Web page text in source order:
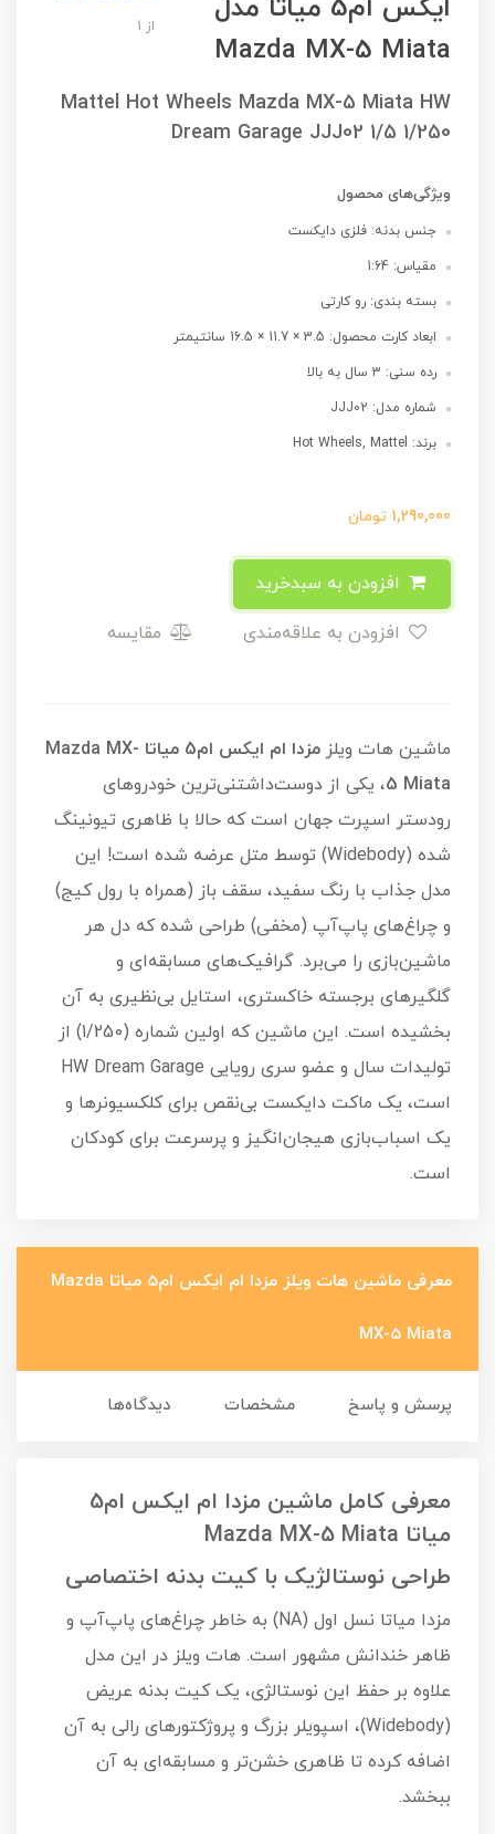
ایکس ام5 میاتا مدل
Mazda MX-5 Miata
از 1
Mattel Hot Wheels Mazda MX-5 Miata HW
Dream Garage JJJ02 1/5 1/250
ویژگی‌های محصول
جنس بدنه: فلزی دایکست
مقیاس: 1:64
بسته بندی: رو کارتی
ابعاد کارت محصول: 3.5 × 11.7 × 16.5 سانتیمتر
رده سنی: 3 سال به بالا
شماره مدل: JJJ02
برند: Hot Wheels, Mattel
1,290,000 تومان
مقایسه
ماشین هات ویلز
مزدا ام ایکس ام5 میاتا Mazda MX-
5 Miata، یکی از دوست‌داشتنی‌ترین خودروهای
رودستر اسپرت جهان است که حالا با ظاهری تیونینگ
شده (Widebody) توسط متل عرضه شده است! این
مدل جذاب با رنگ سفید، سقف باز (همراه با رول کیج)
و چراغ‌های پاپ‌آپ (مخفی) طراحی شده که دل هر
ماشین‌بازی را می‌برد. گرافیک‌های مسابقه‌ای و
گلگیرهای برجسته خاکستری، استایل بی‌نظیری به آن
بخشیده است. این ماشین که اولین شماره (1/250) از
تولیدات سال و عضو سری رویایی HW Dream Garage
است، یک ماکت دایکست بی‌نقص برای کلکسیونرها و
یک اسباب‌بازی هیجان‌انگیز و پرسرعت برای کودکان
است.
معرفی ماشین هات ویلز مزدا ام ایکس ام5 میاتا Mazda
MX-5 Miata
پرسش و پاسخ مشخصات دیدگاه‌ها
معرفی کامل ماشین مزدا ام ایکس ام5
میاتا Mazda MX-5 Miata
طراحی نوستالژیک با کیت بدنه اختصاصی
مزدا میاتا نسل اول (NA) به خاطر چراغ‌های پاپ‌آپ و
ظاهر خندانش مشهور است. هات ویلز در این مدل
علاوه بر حفظ این نوستالژی، یک کیت بدنه عریض
(Widebody)، اسپویلر بزرگ و پروژکتورهای رالی به آن
اضافه کرده تا ظاهری خشن‌تر و مسابقه‌ای به آن
ببخشد.